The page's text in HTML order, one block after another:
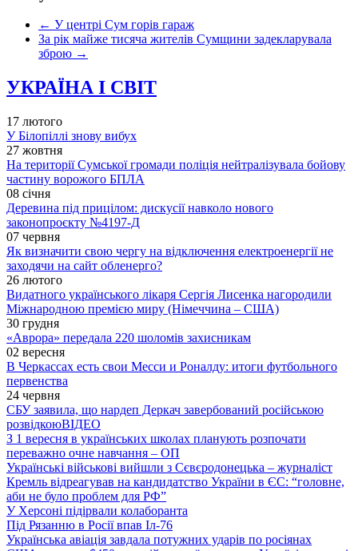
← У центрі Сум горів гараж
За рік майже тисяча жителів Сумщини задекларувала
зброю →
УКРАЇНА І СВІТ
17 лютого
У Білопіллі знову вибух
27 жовтня
На території Сумської громади поліція нейтралізувала бойову
частину ворожого БПЛА
08 січня
Деревина під прицілом: дискусії навколо нового
законопроєкту №4197-Д
07 червня
Як визначити свою чергу на відключення електроенергії не
заходячи на сайт обленерго?
26 лютого
Видатного українського лікаря Сергія Лисенка нагородили
Міжнародною премією миру (Німеччина – США)
30 грудня
«Аврора» передала 220 шоломів захисникам
02 вересня
В Черкассах есть свои Месси и Роналду: итоги футбольного
первенства
24 червня
СБУ заявила, що нардеп Деркач завербований російською
розвідкоюВІДЕО
З 1 вересня в українських школах планують розпочати
переважно очне навчання – ОП
Українські військові вийшли з Сєвєродонецька – журналіст
Кремль відреагував на кандидатство України в ЄС: “головне,
аби не було проблем для РФ”
У Херсоні підірвали колаборанта
Під Рязанню в Росії впав Іл-76
Українська авіація завдала потужних ударів по росіянах